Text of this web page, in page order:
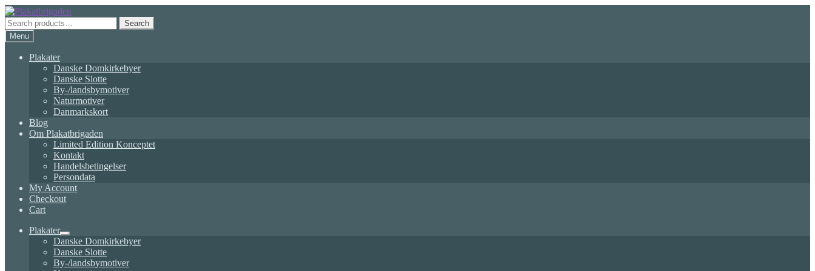
Skip
to
navigation
Skip
to
content
Search
for:
Search
Menu
Plakater
Danske Domkirkebyer
Danske Slotte
By-/landsbymotiver
Naturmotiver
Danmarkskort
Blog
Om Plakatbrigaden
Limited Edition Konceptet
Kontakt
Handelsbetingelser
Persondata
My Account
Checkout
Cart
Plakater
Expand
child
menu
Danske Domkirkebyer
Danske Slotte
By-/landsbymotiver